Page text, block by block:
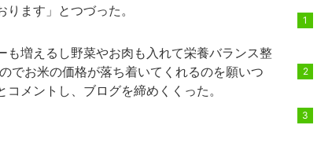
ます」とつづった。
増えるし野菜やお肉も入れて栄養バランス整
でお米の価格が落ち着いてくれるのを願いつ
メントし、ブログを締めくくった。